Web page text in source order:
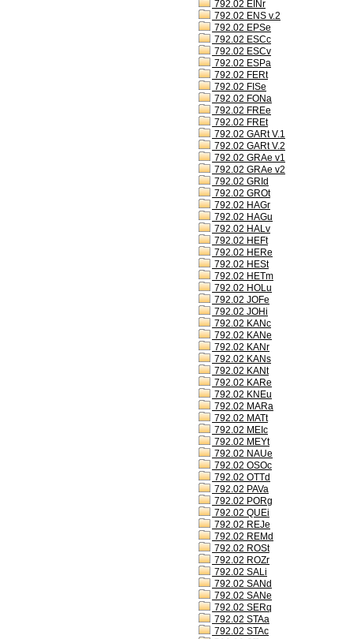
792.02 EINr
792.02 ENS v.2
792.02 EPSe
792.02 ESCc
792.02 ESCv
792.02 ESPa
792.02 FERt
792.02 FISe
792.02 FONa
792.02 FREe
792.02 FREt
792.02 GARt V.1
792.02 GARt V.2
792.02 GRAe v1
792.02 GRAe v2
792.02 GRId
792.02 GROt
792.02 HAGr
792.02 HAGu
792.02 HALv
792.02 HEFt
792.02 HERe
792.02 HESt
792.02 HETm
792.02 HOLu
792.02 JOFe
792.02 JOHi
792.02 KANc
792.02 KANe
792.02 KANr
792.02 KANs
792.02 KANt
792.02 KARe
792.02 KNEu
792.02 MARa
792.02 MATt
792.02 MEIc
792.02 MEYt
792.02 NAUe
792.02 OSOc
792.02 OTTd
792.02 PAVa
792.02 PORg
792.02 QUEi
792.02 REJe
792.02 REMd
792.02 ROSt
792.02 ROZr
792.02 SALi
792.02 SANd
792.02 SANe
792.02 SERq
792.02 STAa
792.02 STAc